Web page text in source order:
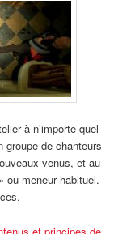
à n’importe quel
groupe de chanteurs
venus, et au
ou meneur habituel.
et principes de